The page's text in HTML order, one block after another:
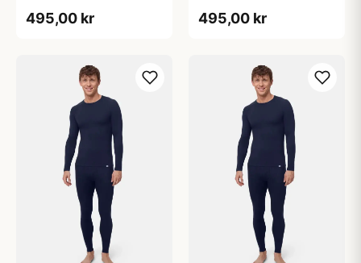
Pak
495,00 kr
Pak
495,00 kr